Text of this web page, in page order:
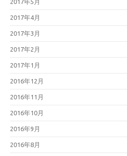
2017年4月
2017年3月
2017年2月
2017年1月
2016年12月
2016年11月
2016年10月
2016年9月
2016年8月